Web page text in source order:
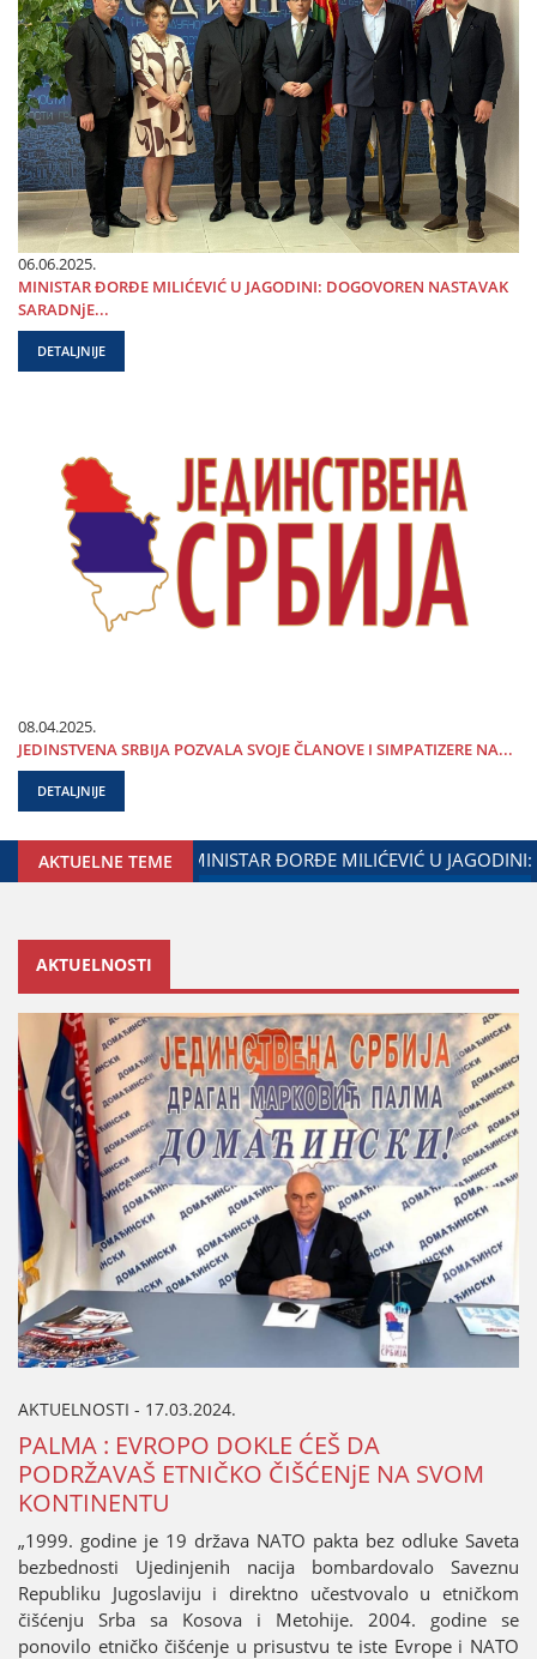
06.06.2025.
MINISTAR ĐORĐE MILIĆEVIĆ U ЈAGODINI: DOGOVOREN NASTAVAK
SARADNjE...
DETALJNIJE
08.04.2025.
ЈEDINSTVENA SRBIЈA POZVALA SVOЈE ČLANOVE I SIMPATIZERE NA...
DETALJNIJE
AKTUELNE TEME
GRADA ЈAGODINE I MINISTARSTVA ZADUŽENOG ZA
AKTUELNOSTI
AKTUELNOSTI - 17.03.2024.
PALMA : EVROPO DOKLE ĆEŠ DA
PODRŽAVAŠ ETNIČKO ČIŠĆENjE NA SVOM
KONTINENTU
„1999. godine јe 19 država NATO pakta bez odluke Saveta
bezbednosti Uјedinjenih naciјa bombardovalo Saveznu
Republiku Јugoslaviјu i direktno učestvovalo u etničkom
čišćenju Srba sa Kosova i Metohiјe. 2004. godine se
ponovilo etničko čišćenje u prisustvu te iste Evrope i NATO